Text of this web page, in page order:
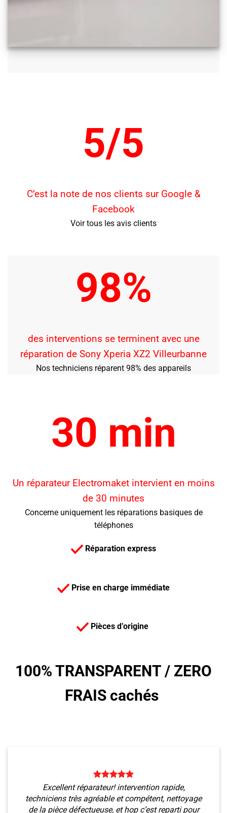
5/5
C’est la note de nos clients sur Google &
Facebook
Voir tous les avis clients
98%
des interventions se terminent avec une
réparation de Sony Xperia XZ2 Villeurbanne
Nos techniciens réparent 98% des appareils
30 min
Un réparateur Electromaket intervient en moins
de 30 minutes
Concerne uniquement les réparations basiques de
téléphones
Réparation express
Prise en charge immédiate
Pièces d’origine
100% TRANSPARENT / ZERO
FRAIS cachés
Excellent réparateur! intervention rapide,
techniciens très agréable et compétent, nettoyage
de la pièce défectueuse, et hop c’est reparti pour